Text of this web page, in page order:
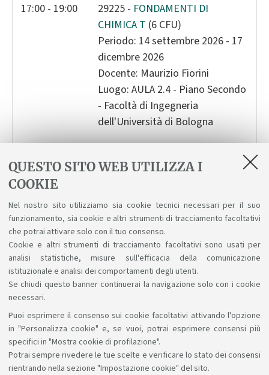
QUESTO SITO WEB UTILIZZA I
COOKIE
Nel nostro sito utilizziamo sia cookie tecnici necessari per il suo
funzionamento, sia cookie e altri strumenti di tracciamento facoltativi
che potrai attivare solo con il tuo consenso.
Cookie e altri strumenti di tracciamento facoltativi sono usati per
analisi statistiche, misure sull'efficacia della comunicazione
istituzionale e analisi dei comportamenti degli utenti.
Se chiudi questo banner continuerai la navigazione solo con i cookie
necessari.
Puoi esprimere il consenso sui cookie facoltativi attivando l'opzione
in "Personalizza cookie" e, se vuoi, potrai esprimere consensi più
specifici in "Mostra cookie di profilazione".
Potrai sempre rivedere le tue scelte e verificare lo stato dei consensi
rientrando nella sezione "Impostazione cookie" del sito.
17:00 - 19:00
29225 - FONDAMENTI DI
CHIMICA T (6 CFU)
Periodo: 14 settembre 2026 - 17
dicembre 2026
Docente: Maurizio Fiorini
Luogo: AULA 2.4 - Piano Secondo
- Facoltà di Ingegneria
dell'Università di Bologna
OCCUPAZIONE AULE E PRENOTAZIONI
procedure di prenotazione
Sosteniamo il diritto alla conoscenza
Seguici su: